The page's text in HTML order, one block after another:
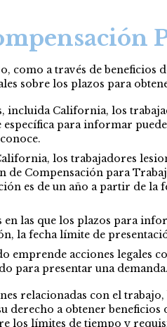
a través de beneficios
sobre los plazos para
incluida California, los
para informar
los trabajadores
Compensación para
es de un año a partir de la
en las que los plazos para
la fecha límite de
emprende acciones legales
para presentar una
relacionadas con el
a obtener
límites de tiempo y